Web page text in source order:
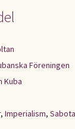
Föreningen
Kuba
, Imperialism,